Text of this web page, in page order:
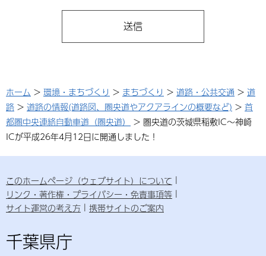
ホーム > 環境・まちづくり > まちづくり > 道路・公共交通 > 道
路 > 道路の情報(道路図、圏央道やアクアラインの概要など) > 首
都圏中央連絡自動車道（圏央道）
> 圏央道の茨城県稲敷IC～神崎
ICが平成26年4月12日に開通しました！
このホームページ（ウェブサイト）について
リンク・著作権・プライバシー・免責事項等
サイト運営の考え方
携帯サイトのご案内
千葉県庁